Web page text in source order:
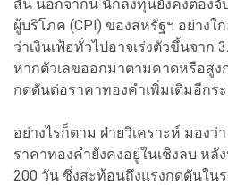
สั้น นอกจากนี้ นักลงทุนยังคงต้อง
ผู้บริโภค (CPI) ของสหรัฐฯ อย่าง
ว่าเงินเฟ้อทั่วไปอาจเร่งตัวขึ้นจาก
หากตัวเลขออกมาตามคาดหรือสูง
กดดันต่อราคาทองคำเพิ่มเติมอีกร
อย่างไรก็ตาม ฝ่ายวิเคราะห์ มอง
ราคาทองคำยังคงอยู่ในเชิงลบ หลั
200 วัน ซึ่งสะท้อนถึงแรงกดดันใน